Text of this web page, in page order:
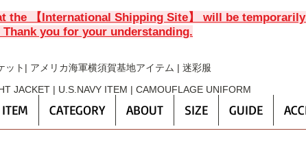
the 【International Shipping Site】 will be
you for your understanding.
ット| アメリカ海軍横須賀基地アイテム | 迷彩服
JACKET | U.S.NAVY ITEM | CAMOUFLAGE UNIFORM
CATEGORY ABOUT SIZE GUIDE